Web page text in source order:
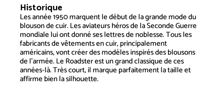
Historique
Les année 1950 marquent le début de la grande mode du
blouson de cuir. Les aviateurs héros de la Seconde Guerre
mondiale lui ont donné ses lettres de noblesse. Tous les
fabricants de vêtements en cuir, principalement
américains, vont créer des modèles inspirés des blousons
de l’armée. Le Roadster est un grand classique de ces
années-là. Très court, il marque parfaitement la taille et
affirme bien la silhouette.